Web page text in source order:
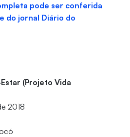
pode ser conferida
do jornal Diário do
(Projeto Vida
2018